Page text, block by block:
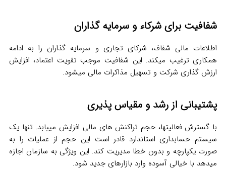
شفافیت برای شرکاء و سرمایه گذاران
اطلاعات مالی شفاف، شرکای تجاری و سرمایه گذاران را به ادامه
همکاری ترغیب میکند. این شفافیت موجب تقویت اعتماد، افزایش
ارزش گذاری شرکت و تسهیل مذاکرات مالی میشود.
پشتیبانی از رشد و مقیاس پذیری
با گسترش فعالیتها، حجم تراکنش‌ های مالی افزایش مییابد. تنها یک
سیستم حسابداری استاندارد قادر است این حجم از عملیات را به
صورت یکپارچه و بدون خطا مدیریت کند. این ویژگی به سازمان اجازه
میدهد با خیالی آسوده وارد بازارهای جدید شود.